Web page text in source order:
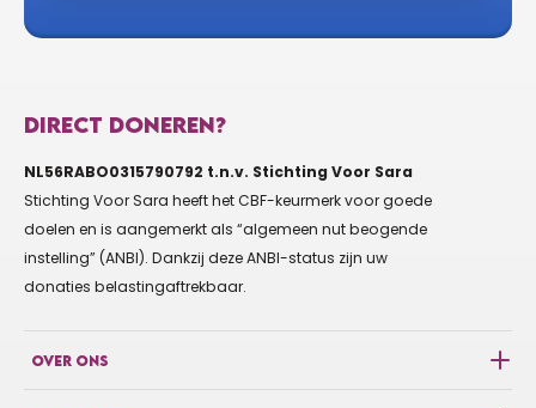
DIRECT DONEREN?
NL56RABO0315790792 t.n.v. Stichting Voor Sara
Stichting Voor Sara heeft het CBF-keurmerk voor goede
doelen en is aangemerkt als “algemeen nut beogende
instelling” (ANBI). Dankzij deze ANBI-status zijn uw
donaties belastingaftrekbaar.
OVER ONS